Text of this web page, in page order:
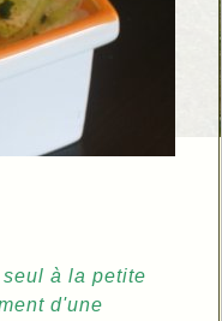
à la petite
d'une